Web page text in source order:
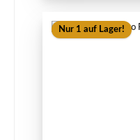
Nur 1 auf Lager!